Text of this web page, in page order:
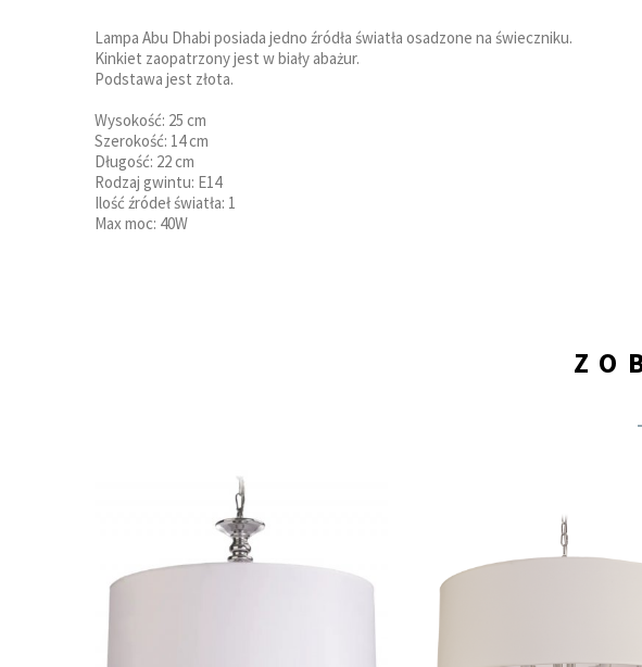
Lampa Abu Dhabi posiada jedno źródła światła osadzone na świeczniku.
Kinkiet zaopatrzony jest w biały abażur.
Podstawa jest złota.
Wysokość: 25 cm
Szerokość: 14 cm
Długość: 22 cm
Rodzaj gwintu: E14
Ilość źródeł światła: 1
Max moc: 40W